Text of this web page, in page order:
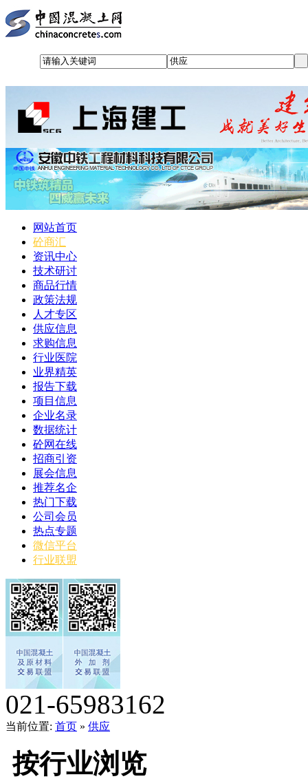
网站首页
砼商汇
资讯中心
技术研讨
商品行情
政策法规
人才专区
供应信息
求购信息
行业医院
业界精英
报告下载
项目信息
企业名录
数据统计
砼网在线
招商引资
展会信息
推荐名企
热门下载
公司会员
热点专题
微信平台
行业联盟
021-65983162
当前位置: 首页 » 供应
按行业浏览